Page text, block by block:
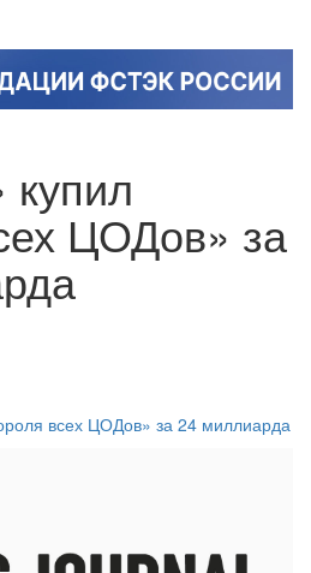
купил
ЦОДов» за
всех ЦОДов» за 24 миллиарда